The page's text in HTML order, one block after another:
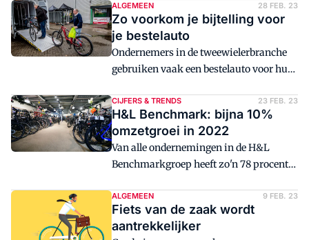
maren en uitzonderingen. In dit artikel
geeft Robin van Helden van H&L
Accountants & Belastingadviseurs je
handvatten om de werkkostenregeling
optimaal te gebruiken en binnen de vrije
ALGEMEEN 28 FEB. 23
Zo voorkom je bijtelling voor
je bestelauto
Ondernemers in de tweewielerbranche
gebruiken vaak een bestelauto voor hun
ook regelmatig gebruikt voor
privéritten. In dit artikel geeft
belastingadviseur Cornald Heijligers je
zeven handvatten waarmee je bijtelling
kunt voorkomen.
CIJFERS & TRENDS 23 FEB. 23
H&L Benchmark: bijna 10%
omzetgroei in 2022
Van alle ondernemingen in de H&L
Benchmarkgroep heeft zo'n 78 procent
omzetplus. De cumulatieve
omzetstijging tot en met het vierde
kwartaal van 2022 is gemiddeld 9,9
ALGEMEEN 9 FEB. 23
Fiets van de zaak wordt
aantrekkelijker